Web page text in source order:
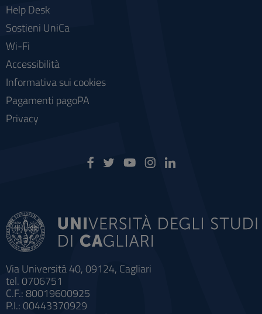
Via Università 40, 09124, Cagliari
tel. 0706751
C.F.: 80019600925
P.I.: 00443370929
Help Desk
Sostieni UniCa
Wi-Fi
Accessibilità
Informativa sui cookies
Pagamenti pagoPA
Privacy